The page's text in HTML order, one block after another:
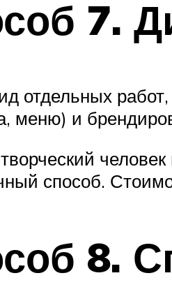
7.
отдельных
меню) и
способ.
8.